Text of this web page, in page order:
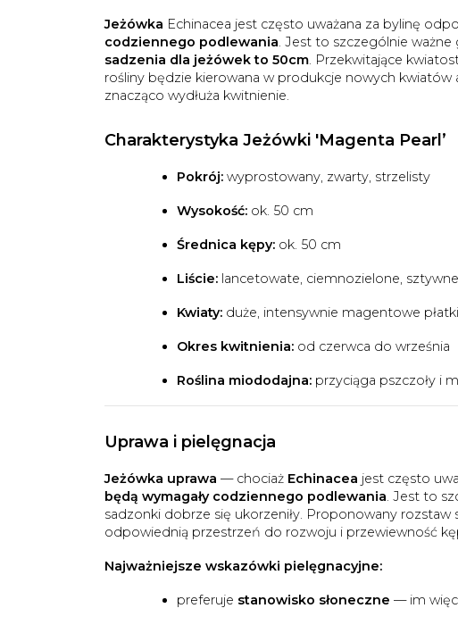
Jeżówka Echinacea jest często uważana za bylinę
codziennego podlewania. Jest to szczególnie
sadzenia dla jeżówek to 50cm. Przekwitające
rośliny będzie kierowana w produkcje nowych kwiatów
znacząco wydłuża kwitnienie.
Charakterystyka Jeżówki 'Magenta Pearl’
Pokrój: wyprostowany, zwarty, strzelisty
Wysokość: ok. 50 cm
Średnica kępy: ok. 50 cm
Liście: lancetowate, ciemnozielone, sztywne
Kwiaty: duże, intensywnie magentowe
Okres kwitnienia: od czerwca do września
Roślina miododajna: przyciąga pszczoły i
Uprawa i pielęgnacja
Jeżówka uprawa — chociaż Echinacea jest często
będą wymagały codziennego podlewania. Jest to
sadzonki dobrze się ukorzeniły. Proponowany rozstaw
odpowiednią przestrzeń do rozwoju i przewiewność
Najważniejsze wskazówki pielęgnacyjne:
preferuje stanowisko słoneczne — im